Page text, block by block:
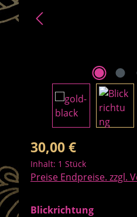
Regulärer Preis:
30,00 €
Inhalt: 1 Stück
Preise Endpreise. zzgl.
Blickrichtung